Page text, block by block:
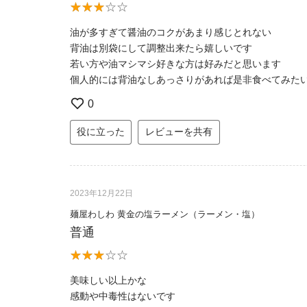
油が多すぎて醤油のコクがあまり感じとれない
背油は別袋にして調整出来たら嬉しいです
若い方や油マシマシ好きな方は好みだと思います
個人的には背油なしあっさりがあれば是非食べてみた
0
役に立った レビューを共有
2023年12月22日
麺屋わしわ 黄金の塩ラーメン（ラーメン・塩）
普通
美味しい以上かな
感動や中毒性はないです